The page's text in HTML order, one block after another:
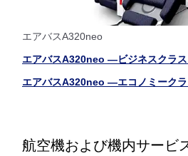
エアバスA320neo
エアバスA320neo ―ビジネスクラス
エアバスA320neo ―エコノミークラ
航空機および機内サービ